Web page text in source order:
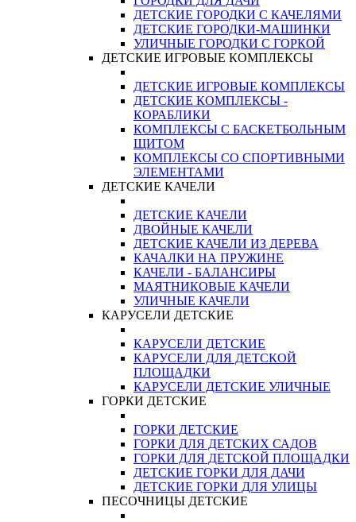
ДЕТСКИЕ ГОРОДКИ С КАЧЕЛЯМИ
ДЕТСКИЕ ГОРОДКИ-МАШИНКИ
УЛИЧНЫЕ ГОРОДКИ С ГОРКОЙ
ДЕТСКИЕ ИГРОВЫЕ КОМПЛЕКСЫ
ДЕТСКИЕ ИГРОВЫЕ КОМПЛЕКСЫ
ДЕТСКИЕ КОМПЛЕКСЫ -
КОРАБЛИКИ
КОМПЛЕКСЫ С БАСКЕТБОЛЬНЫМ
ЩИТОМ
КОМПЛЕКСЫ СО СПОРТИВНЫМИ
ЭЛЕМЕНТАМИ
ДЕТСКИЕ КАЧЕЛИ
ДЕТСКИЕ КАЧЕЛИ
ДВОЙНЫЕ КАЧЕЛИ
ДЕТСКИЕ КАЧЕЛИ ИЗ ДЕРЕВА
КАЧАЛКИ НА ПРУЖИНЕ
КАЧЕЛИ - БАЛАНСИРЫ
МАЯТНИКОВЫЕ КАЧЕЛИ
УЛИЧНЫЕ КАЧЕЛИ
КАРУСЕЛИ ДЕТСКИЕ
КАРУСЕЛИ ДЕТСКИЕ
КАРУСЕЛИ ДЛЯ ДЕТСКОЙ
ПЛОЩАДКИ
КАРУСЕЛИ ДЕТСКИЕ УЛИЧНЫЕ
ГОРКИ ДЕТСКИЕ
ГОРКИ ДЕТСКИЕ
ГОРКИ ДЛЯ ДЕТСКИХ САДОВ
ГОРКИ ДЛЯ ДЕТСКОЙ ПЛОЩАДКИ
ДЕТСКИЕ ГОРКИ ДЛЯ ДАЧИ
ДЕТСКИЕ ГОРКИ ДЛЯ УЛИЦЫ
ПЕСОЧНИЦЫ ДЕТСКИЕ